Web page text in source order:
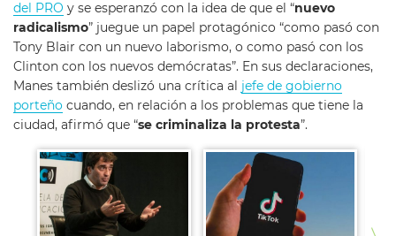
del PRO y se esperanzó con la idea de que el “nuevo
radicalismo” juegue un papel protagónico “como pasó con
Tony Blair con un nuevo laborismo, o como pasó con los
Clinton con los nuevos demócratas”. En sus declaraciones,
Manes también deslizó una crítica al jefe de gobierno
porteño cuando, en relación a los problemas que tiene la
ciudad, afirmó que “se criminaliza la protesta”.